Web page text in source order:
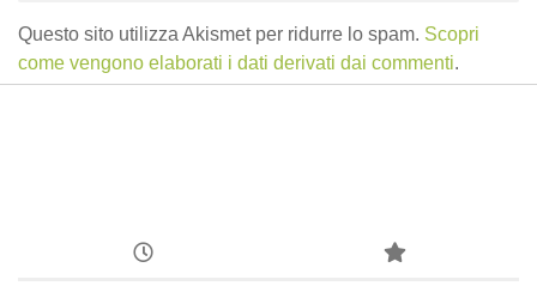
Questo sito utilizza Akismet per ridurre lo spam. Scopri
come vengono elaborati i dati derivati dai commenti.